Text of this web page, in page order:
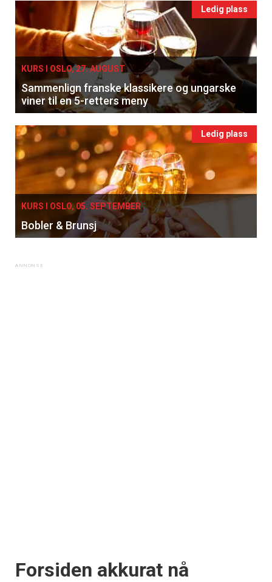
Ledig plass
KURS I OSLO, 27. AUGUST
Sammenlign franske klassikere og ungarske
viner til en 5-retters meny
Ledig plass
KURS I OSLO, 05. SEPTEMBER
Bobler & Brunsj
Forsiden akkurat nå